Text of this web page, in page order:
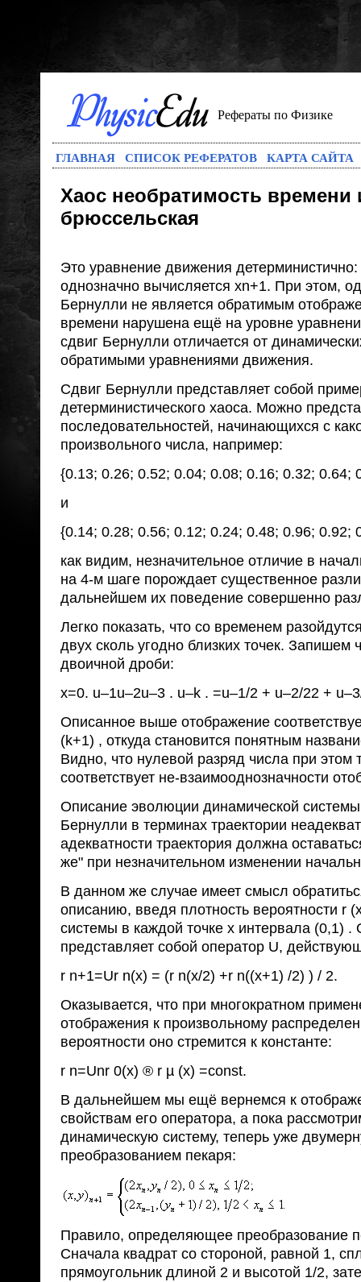
Рефераты по Физике
ГЛАВНАЯ СПИСОК РЕФЕРАТОВ КАРТА САЙТА
Хаос необратимость времени
брюссельская
Это уравнение движения
однозначно вычисляется xn+1. При этом,
Бернулли не является обратимым
времени нарушена ещё на уровне
сдвиг Бернулли отличается от
обратимыми уравнениями движения.
Сдвиг Бернулли представляет собой
детерминистического хаоса. Можно
последовательностей, начинающихся с
произвольного числа, например:
{0.13; 0.26; 0.52; 0.04; 0.08; 0.16; 0.32; 0.64;
и
{0.14; 0.28; 0.56; 0.12; 0.24; 0.48; 0.96; 0.92;
как видим, незначительное отличие в
на 4-м шаге порождает существенное
дальнейшем их поведение совершенно
Легко показать, что со временем
двух сколь угодно близких точек. Запишем
двоичной дроби:
x=0. u–1u–2u–3 . u–k . =u–1/2 + u–2/22 +
Описанное выше отображение
(k+1) , откуда становится понятным
Видно, что нулевой разряд числа при этом
соответствует не-взаимооднозначности
Описание эволюции динамической системы
Бернулли в терминах траектории
адекватности траектория должна
же" при незначительном изменении
В данном же случае имеет смысл
описанию, введя плотность вероятности r
системы в каждой точке x интервала (0,1) .
представляет собой оператор U,
r n+1=Ur n(x) = (r n(x/2) +r n((x+1) /2) ) / 2.
Оказывается, что при многократном
отображения к произвольному
вероятности оно стремится к константе:
r n=Unr 0(x) ® r µ (x) =const.
В дальнейшем мы ещё вернемся к
свойствам его оператора, а пока
динамическую систему, теперь уже
преобразованием пекаря:
Правило, определяющее преобразование
Сначала квадрат со стороной, равной 1,
прямоугольник длиной 2 и высотой 1/2,